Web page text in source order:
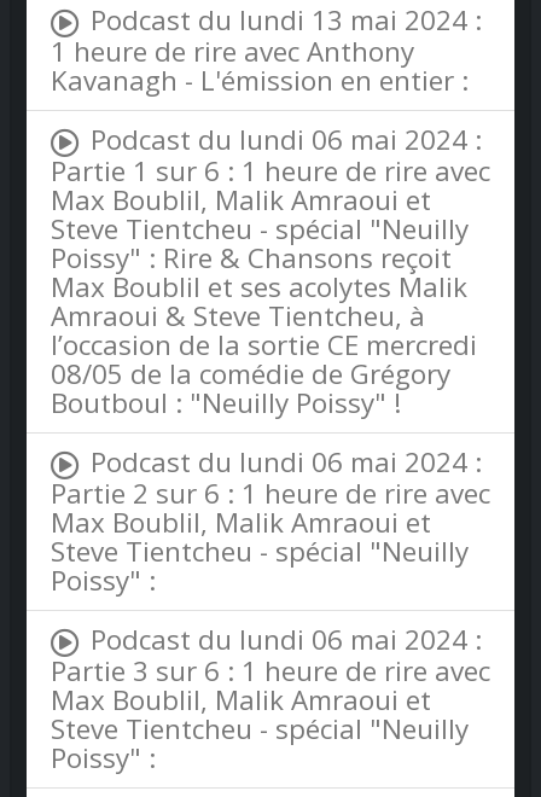
Podcast du lundi 13 mai 2024 :
1 heure de rire avec Anthony
Kavanagh - L'émission en entier :
Podcast du lundi 06 mai 2024 :
Partie 1 sur 6 : 1 heure de rire avec
Max Boublil, Malik Amraoui et
Steve Tientcheu - spécial "Neuilly
Poissy" : Rire & Chansons reçoit
Max Boublil et ses acolytes Malik
Amraoui & Steve Tientcheu, à
l’occasion de la sortie CE mercredi
08/05 de la comédie de Grégory
Boutboul : "Neuilly Poissy" !
Podcast du lundi 06 mai 2024 :
Partie 2 sur 6 : 1 heure de rire avec
Max Boublil, Malik Amraoui et
Steve Tientcheu - spécial "Neuilly
Poissy" :
Podcast du lundi 06 mai 2024 :
Partie 3 sur 6 : 1 heure de rire avec
Max Boublil, Malik Amraoui et
Steve Tientcheu - spécial "Neuilly
Poissy" :